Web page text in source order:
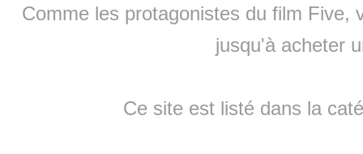
Comme les protagonistes du film Five,
jusqu'à acheter
Ce site est listé dans la